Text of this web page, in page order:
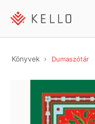
Könyvek Dumaszótár